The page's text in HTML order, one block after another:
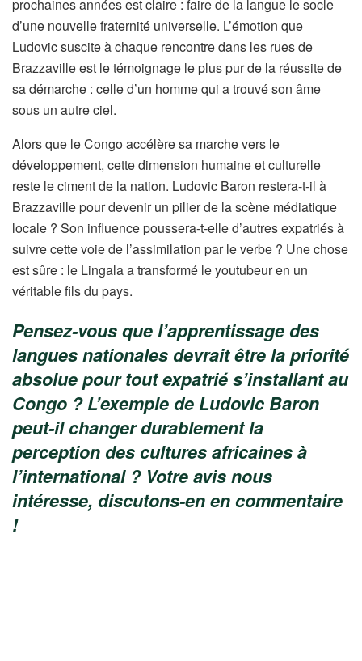
prochaines années est claire : faire de la langue le socle
d’une nouvelle fraternité universelle. L’émotion que
Ludovic suscite à chaque rencontre dans les rues de
Brazzaville est le témoignage le plus pur de la réussite de
sa démarche : celle d’un homme qui a trouvé son âme
sous un autre ciel.
Alors que le Congo accélère sa marche vers le
développement, cette dimension humaine et culturelle
reste le ciment de la nation. Ludovic Baron restera-t-il à
Brazzaville pour devenir un pilier de la scène médiatique
locale ? Son influence poussera-t-elle d’autres expatriés à
suivre cette voie de l’assimilation par le verbe ? Une chose
est sûre : le Lingala a transformé le youtubeur en un
véritable fils du pays.
Pensez-vous que l’apprentissage des
langues nationales devrait être la priorité
absolue pour tout expatrié s’installant au
Congo ? L’exemple de Ludovic Baron
peut-il changer durablement la
perception des cultures africaines à
l’international ? Votre avis nous
intéresse, discutons-en en commentaire
!